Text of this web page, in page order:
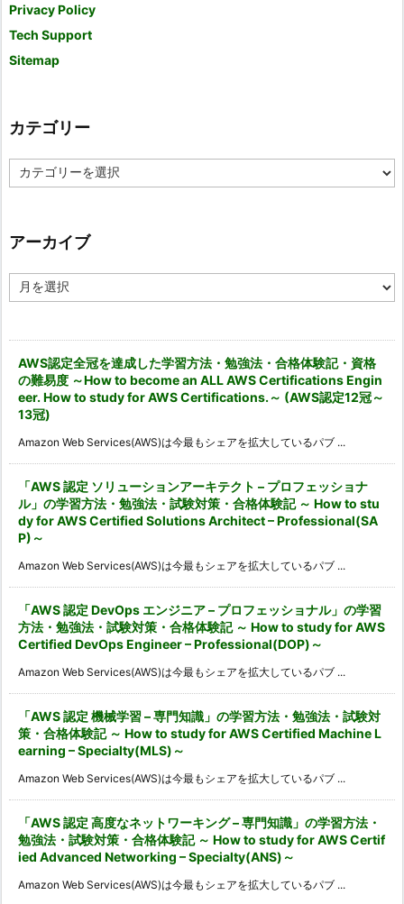
Privacy Policy
Tech Support
Sitemap
カテゴリー
テ
ー
アーカイブ
ー
AWS認定全冠を達成した学習方法・勉強法・合格体験記・資格
の難易度 ～How to become an ALL AWS Certifications Engin
eer. How to study for AWS Certifications.～ (AWS認定12冠～
13冠)
Amazon Web Services(AWS)は今最もシェアを拡大しているパブ ...
「AWS 認定 ソリューションアーキテクト – プロフェッショナ
ル」の学習方法・勉強法・試験対策・合格体験記 ～ How to stu
dy for AWS Certified Solutions Architect – Professional(SA
P)～
Amazon Web Services(AWS)は今最もシェアを拡大しているパブ ...
「AWS 認定 DevOps エンジニア – プロフェッショナル」の学習
方法・勉強法・試験対策・合格体験記 ～ How to study for AWS
Certified DevOps Engineer – Professional(DOP)～
Amazon Web Services(AWS)は今最もシェアを拡大しているパブ ...
「AWS 認定 機械学習 – 専門知識」の学習方法・勉強法・試験対
策・合格体験記 ～ How to study for AWS Certified Machine L
earning – Specialty(MLS)～
Amazon Web Services(AWS)は今最もシェアを拡大しているパブ ...
「AWS 認定 高度なネットワーキング – 専門知識」の学習方法・
勉強法・試験対策・合格体験記 ～ How to study for AWS Certif
ied Advanced Networking – Specialty(ANS)～
Amazon Web Services(AWS)は今最もシェアを拡大しているパブ ...